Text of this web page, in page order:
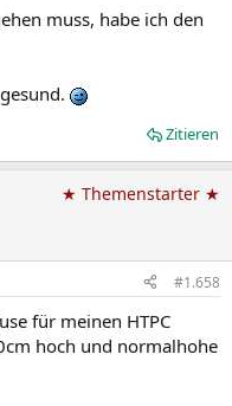
muss, habe ich den
Zitieren
★ Themenstarter ★
#1.658
für meinen HTPC
hoch und normalhohe